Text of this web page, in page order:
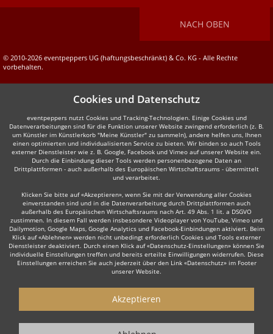
NACH OBEN
© 2010-2026 eventpeppers UG (haftungsbeschränkt) & Co. KG - Alle Rechte
vorbehalten.
Cookies und Datenschutz
eventpeppers nutzt Cookies und Tracking-Technologien. Einige Cookies und
Datenverarbeitungen sind für die Funktion unserer Website zwingend erforderlich (z. B.
um Künstler im Künstlerkorb "Meine Künstler" zu sammeln), andere helfen uns, Ihnen
einen optimierten und individualisierten Service zu bieten. Wir binden so auch Tools
externer Dienstleister wie z. B. Google, Facebook und Vimeo auf unserer Website ein.
Durch die Einbindung dieser Tools werden personenbezogene Daten an
Drittplattformen - auch außerhalb des Europäischen Wirtschaftsraums - übermittelt
und verarbeitet.
Klicken Sie bitte auf «Akzeptieren», wenn Sie mit der Verwendung aller Cookies
einverstanden sind und in die Datenverarbeitung durch Drittplattformen auch
außerhalb des Europäischen Wirtschaftsraums nach Art. 49 Abs. 1 lit. a DSGVO
zustimmen. In diesem Fall werden insbesondere Videoplayer von YouTube, Vimeo und
Dailymotion, Google Maps, Google Analytics und Facebook-Einbindungen aktiviert. Beim
Klick auf «Ablehnen» werden nicht unbedingt erforderlich Cookies und Tools externer
Dienstleister deaktiviert. Durch einen Klick auf «Datenschutz-Einstellungen» können Sie
individuelle Einstellungen treffen und bereits erteilte Einwilligungen widerrufen. Diese
Einstellungen erreichen Sie auch jederzeit über den Link «Datenschutz» im Footer
unserer Website.
Akzeptieren